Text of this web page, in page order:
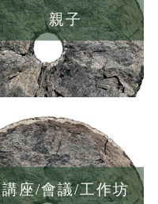
親子
講座/會議/工作坊